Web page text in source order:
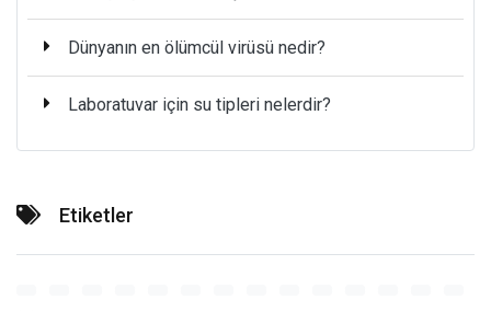
Dünyanın en ölümcül virüsü nedir?
Laboratuvar için su tipleri nelerdir?
Etiketler